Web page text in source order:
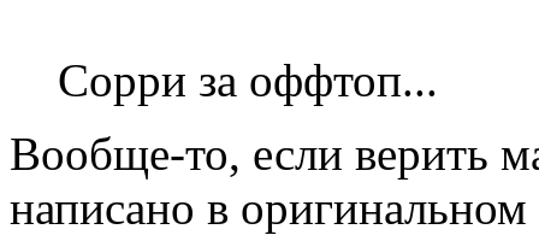
Сорри за оффтоп...
Вообще-то, если верить
написано в